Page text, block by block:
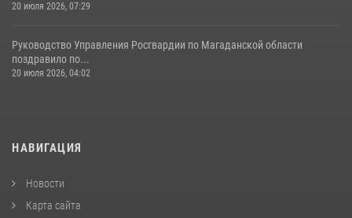
20 июля 2026, 07:29
Руководство Управления Росгвардии по Магаданской области
поздравило по...
20 июля 2026, 04:02
НАВИГАЦИЯ
Новости
Карта сайта